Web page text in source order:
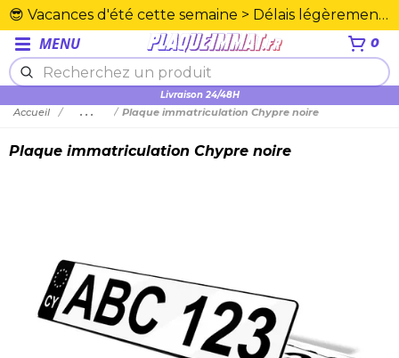
😎 Vacances d'été cette semaine > Délais légèrement rallongés. Merci☀️
MENU 0
Livraison 24/48H
Accueil ... Plaque immatriculation Chypre noire
Plaque immatriculation Chypre noire